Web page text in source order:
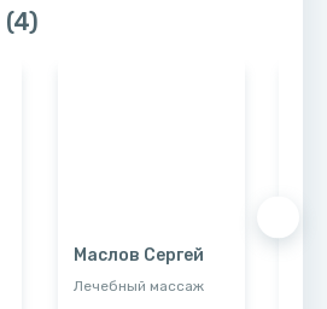
(4)
Маслов Сергей
Лечебный массаж